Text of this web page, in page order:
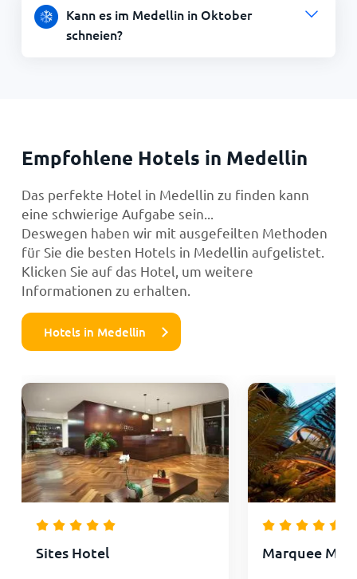
Kann es im Medellin in Oktober
schneien?
Empfohlene Hotels in Medellin
Das perfekte Hotel in Medellin zu finden kann
eine schwierige Aufgabe sein...
Deswegen haben wir mit ausgefeilten Methoden
für Sie die besten Hotels in Medellin aufgelistet.
Klicken Sie auf das Hotel, um weitere
Informationen zu erhalten.
Hotels in Medellin
Sites Hotel Marquee